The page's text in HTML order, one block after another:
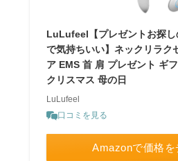
LuLufeel【プレゼントお探し
で気持ちいい】ネックリラク
ア EMS 首 肩 プレゼント ギ
クリスマス 母の日
LuLufeel
口コミを見る
Amazonで価格を